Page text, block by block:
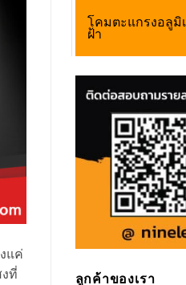
แค่
ที่
โคมตะแกรงอลูมิ
ฝ้า
ลูกค้าของเรา